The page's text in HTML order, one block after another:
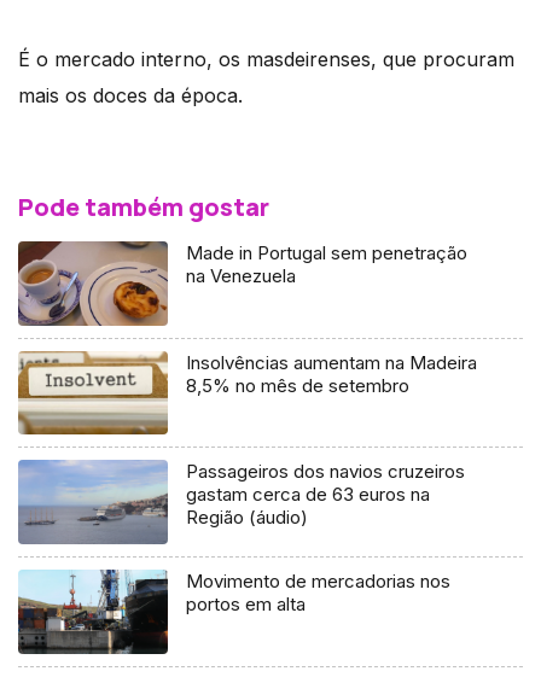
É o mercado interno, os masdeirenses, que procuram
mais os doces da época.
Pode também gostar
Made in Portugal sem penetração
na Venezuela
Insolvências aumentam na Madeira
8,5% no mês de setembro
Passageiros dos navios cruzeiros
gastam cerca de 63 euros na
Região (áudio)
Movimento de mercadorias nos
portos em alta